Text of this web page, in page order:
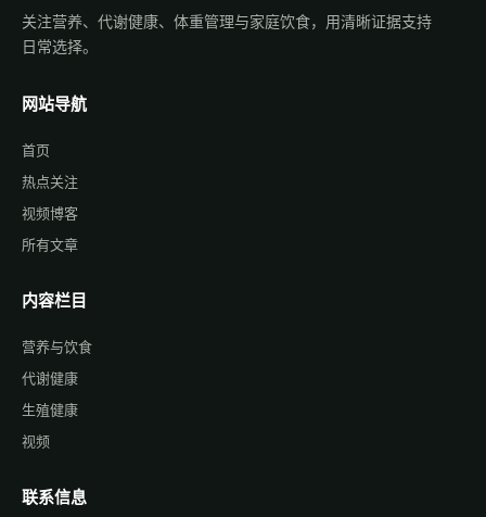
关注营养、代谢健康、体重管理与家庭饮食，用清晰证据支持
日常选择。
网站导航
首页
热点关注
视频博客
所有文章
内容栏目
营养与饮食
代谢健康
生殖健康
视频
联系信息